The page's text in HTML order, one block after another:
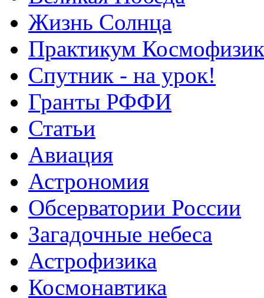
Жизнь Солнца
Практикум
Спутник - на урок!
Гранты РФФИ
Статьи
Авиация
Астрономия
Обсерватории России
Загадочные небеса
Астрофизика
Космонавтика